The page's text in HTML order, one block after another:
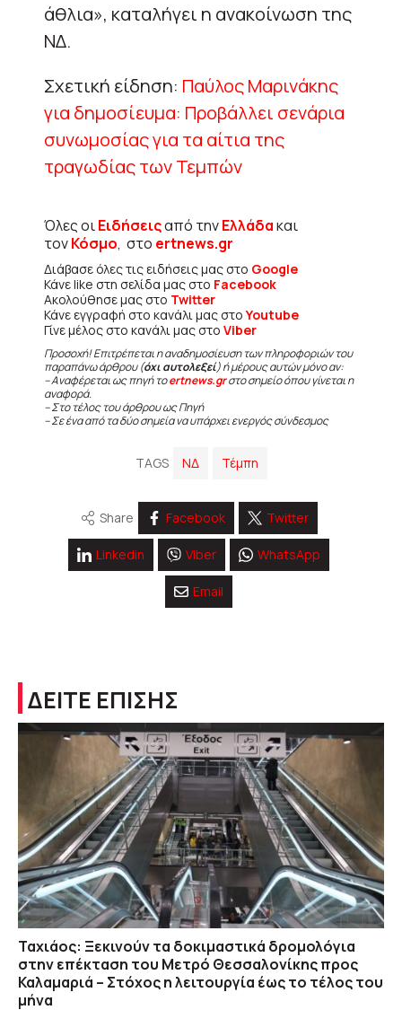
άθλια», καταλήγει η ανακοίνωση της
ΝΔ.
Σχετική είδηση: Παύλος Μαρινάκης
για δημοσίευμα: Προβάλλει σενάρια
συνωμοσίας για τα αίτια της
τραγωδίας των Τεμπών
Όλες οιΕιδήσειςαπό τηνΕλλάδακαι
τονΚόσμο, στο ertnews.gr
Διάβασε όλες τις ειδήσεις μας στο Google
Κάνε like στη σελίδα μας στο Facebook
Ακολούθησε μας στο Twitter
Κάνε εγγραφή στο κανάλι μας στοYoutube
Γίνε μέλος στο κανάλι μας στο Viber
Προσοχή! Επιτρέπεται η αναδημοσίευση των πληροφοριών του
παραπάνω άρθρου (όχι αυτολεξεί) ή μέρους αυτών μόνο αν:
– Αναφέρεται ως πηγή τοertnews.grστο σημείο όπου γίνεται η
αναφορά.
– Στο τέλος του άρθρου ως Πηγή
– Σε ένα από τα δύο σημεία να υπάρχει ενεργός σύνδεσμος
TAGS ΝΔ Τέμπη
Share Facebook Twitter
Linkedin Viber WhatsApp
Email
ΔΕΙΤΕ ΕΠΙΣΗΣ
Ταχιάος: Ξεκινούν τα δοκιμαστικά δρομολόγια
στην επέκταση του Μετρό Θεσσαλονίκης προς
Καλαμαριά – Στόχος η λειτουργία έως το τέλος του
μήνα